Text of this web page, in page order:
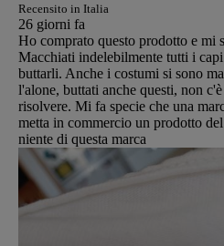
Recensito in Italia
26 giorni fa
Ho comprato questo prodotto e mi
Macchiati indelebilmente tutti i
buttarli. Anche i costumi si sono
l'alone, buttati anche questi, non
risolvere. Mi fa specie che una
metta in commercio un prodotto
niente di questa marca